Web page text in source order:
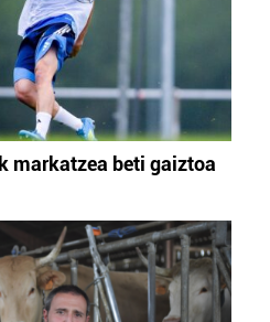
horren aurka nola egin
prozesatzeko moduari
eta ezarri zure lehentasunak
eta hirugarrenen cookie-
esperientzia eta
cookie teknologiaz
gero, teknologia hori
markatzea beti gaiztoa